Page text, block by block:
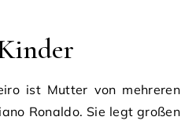
ist Mutter von mehreren
Ronaldo. Sie legt großen